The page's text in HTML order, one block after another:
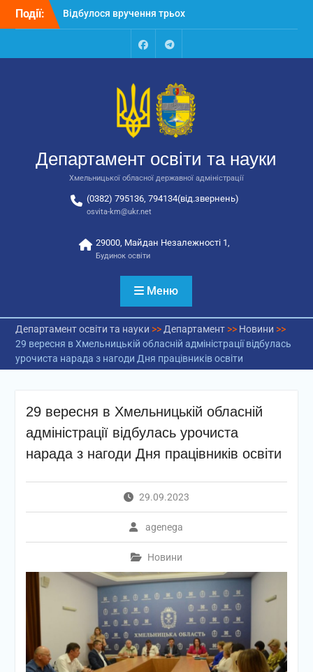
Перейти
Події:
Відбулося засідання
колегії Департаменту
освіти та науки обласної
державної адміністрації
відповідальних за
національно-патріотичне
автобусів для потреб
закладів освіти
FacebookTalegram
Департамент освіти та науки
Хмельницької обласної державної адміністрації
(0382) 795136, 794134(від.звернень)
osvita-km@ukr.net
29000, Майдан Незалежності 1,
Будинок освіти
Меню
Департамент освіти та науки >> Департамент>> Новини >>
29 вересня в Хмельницькій обласній адміністрації відбулась
урочиста нарада з нагоди Дня працівників освіти
29 вересня в Хмельницькій обласній
адміністрації відбулась урочиста
нарада з нагоди Дня працівників освіти
29.09.2023
agenega
Новини